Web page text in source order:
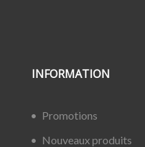
INFORMATION
Promotions
Nouveaux produits